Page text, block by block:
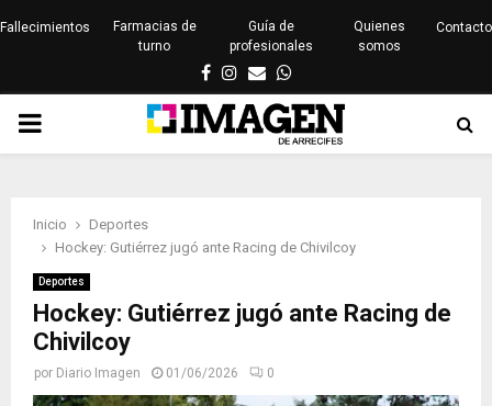
Fallecimientos
Farmacias de
turno
Guía de
profesionales
Quienes
somos
Contacto
Facebook
Instagram
EmailWhatsapp
PRIMARY
Inicio
Deportes
Hockey: Gutiérrez jugó ante Racing de Chivilcoy
Deportes
Hockey: Gutiérrez jugó ante Racing de
Chivilcoy
por Diario Imagen 01/06/2026 0